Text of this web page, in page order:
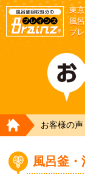
東京/
東
風
ブ
HOME
お客様の声
風呂釜